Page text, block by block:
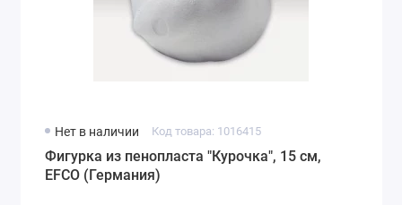
Нет в наличии Код товара: 1016415
Фигурка из пенопласта "Курочка", 15 см,
EFCO (Германия)